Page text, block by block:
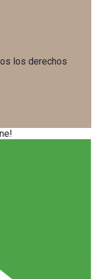
los derechos